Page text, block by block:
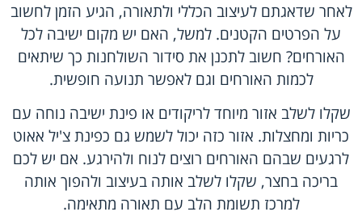
לאחר שדאגתם לעיצוב הכללי ולתאורה, הגיע הזמן לחשוב
על הפרטים הקטנים. למשל, האם יש מקום ישיבה לכל
האורחים? חשוב לתכנן את סידור השולחנות כך שיתאים
לכמות האורחים וגם לאפשר תנועה חופשית.
שקלו לשלב אזור מיוחד לריקודים או פינת ישיבה נוחה עם
כריות ומחצלות. אזור כזה יכול לשמש גם כפינת צ'יל אאוט
לרגעים שבהם האורחים רוצים לנוח ולהירגע. אם יש לכם
בריכה בחצר, שקלו לשלב אותה בעיצוב ולהפוך אותה
למרכז תשומת הלב עם תאורה מתאימה.